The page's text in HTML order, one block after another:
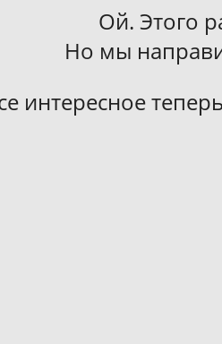
Ой. Этого
Но мы
интересное